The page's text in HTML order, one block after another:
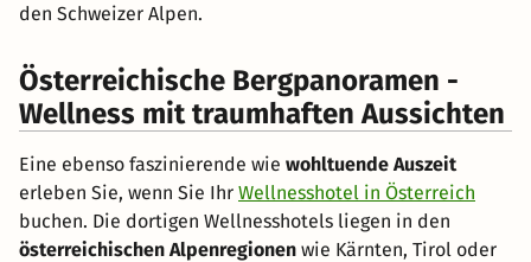
den Schweizer Alpen.
Österreichische Bergpanoramen -
Wellness mit traumhaften Aussichten
Eine ebenso faszinierende wie wohltuende Auszeit
erleben Sie, wenn Sie Ihr Wellnesshotel in Österreich
buchen. Die dortigen Wellnesshotels liegen in den
österreichischen Alpenregionen wie Kärnten, Tirol oder